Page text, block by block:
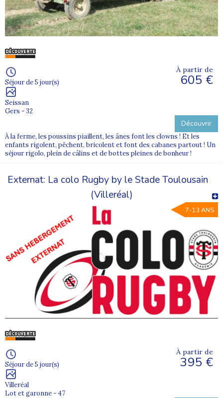
Séjour de 5 jour(s)
Seissan
Gers - 32
À partir de
605 €
Découvrir
À la ferme, les poussins piaillent, les ânes font les clowns ! Et les
enfants rigolent, pêchent, bricolent et font des cabanes partout ! Un
séjour rigolo, plein de câlins et de bottes pleines de bonheur !
Externat: La colo Rugby by le Stade Toulousain
(Villeréal)
7-13 ANS
Séjour de 5 jour(s)
Villeréal
Lot et garonne - 47
À partir de
395 €